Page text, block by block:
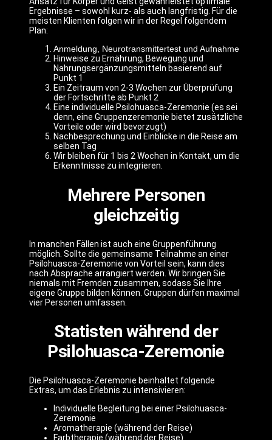
Ergebnisse – sowohl kurz- als auch langfristig. Für die
meisten Klienten folgen wir in der Regel folgendem
Plan:
Anmeldung, Neurotransmittertest und Aufnahme
Hinweise zu Ernährung, Bewegung und
Nahrungsergänzungsmitteln basierend auf
Punkt 1
Ein Zeitraum von 2-3 Wochen zur Überprüfung
der Fortschritte ab Punkt 2
Eine individuelle Psilohuasca-Zeremonie (es sei
denn, eine Gruppenzeremonie bietet zusätzliche
Vorteile oder wird bevorzugt)
Nachbesprechung und Einblicke in die Reise am
selben Tag
Wir bleiben für 1 bis 2 Wochen in Kontakt, um die
Erkenntnisse zu integrieren.
Mehrere Personen
gleichzeitig
In manchen Fällen ist auch eine Gruppenführung
möglich. Sollte die gemeinsame Teilnahme an einer
Psilohuasca-Zeremonie von Vorteil sein, kann dies
nach Absprache arrangiert werden. Wir bringen Sie
niemals mit Fremden zusammen, sodass Sie Ihre
eigene Gruppe bilden können. Gruppen dürfen maximal
vier Personen umfassen.
Statisten während der
Psilohuasca-Zeremonie
Die Psilohuasca-Zeremonie beinhaltet folgende
Extras, um das Erlebnis zu intensivieren:
Individuelle Begleitung bei einer Psilohuasca-
Zeremonie
Aromatherapie (während der Reise)
Farbtherapie (während der Reise)